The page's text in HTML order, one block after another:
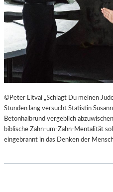
©Peter Litvai „Schlägt Du meinen
Stunden lang versucht Statistin
Betonhalbrund vergeblich
biblische Zahn-um-Zahn-Mentalität
eingebrannt in das Denken der